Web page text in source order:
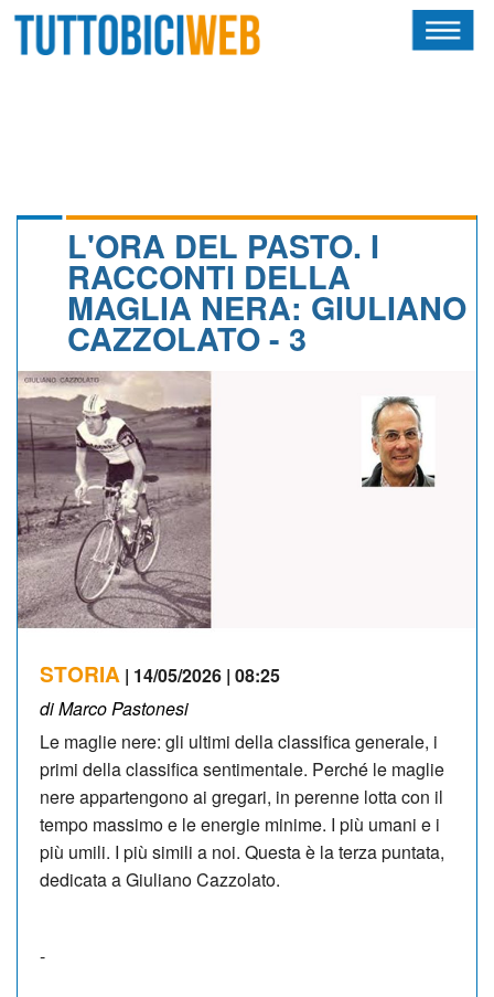
CALENDARIO
ALBI D'ORO
NEWSLETTER
L'ORA DEL PASTO. I
RACCONTI DELLA
MAGLIA NERA: GIULIANO
CAZZOLATO - 3
STORIA | 14/05/2026 | 08:25
di Marco Pastonesi
Le maglie nere: gli ultimi della classifica generale, i
primi della classifica sentimentale. Perché le maglie
nere appartengono ai gregari, in perenne lotta con il
tempo massimo e le energie minime. I più umani e i
più umili. I più simili a noi. Questa è la terza puntata,
dedicata a Giuliano Cazzolato.
-